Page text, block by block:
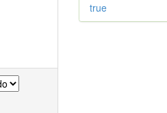
true